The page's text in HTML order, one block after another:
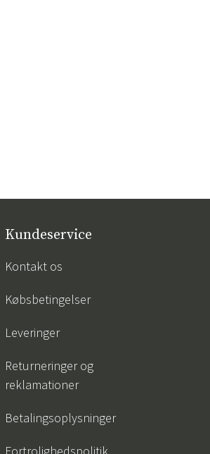
Kundeservice
Kontakt os
Købsbetingelser
Leveringer
Returneringer og
reklamationer
Betalingsoplysninger